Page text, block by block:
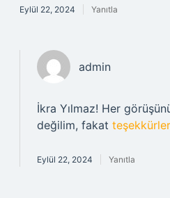
Eylül 22, 2024 Yanıtla
admin
İkra Yılmaz! Her
değilim, fakat teşekkürler
Eylül 22, 2024 Yanıtla